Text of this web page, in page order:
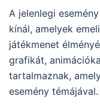
A jelenlegi
kínál, amelyek
játékmenet
grafikát,
tartalmaznak,
esemény témájával.